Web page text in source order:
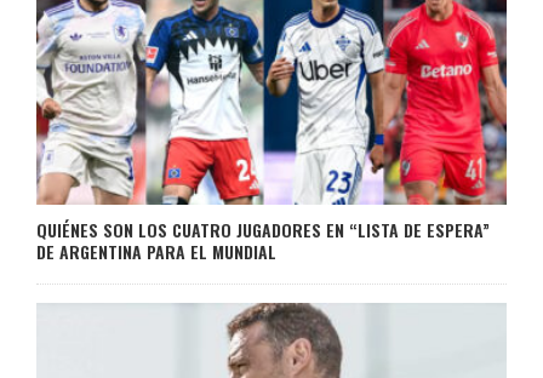
QUIÉNES SON LOS CUATRO JUGADORES EN “LISTA DE ESPERA”
DE ARGENTINA PARA EL MUNDIAL